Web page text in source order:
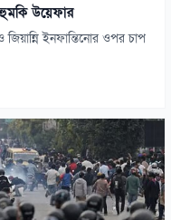
হুমকি উয়েফার
ইনফান্তিনোর ওপর চাপ